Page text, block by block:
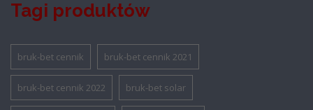
Tagi produktów
bruk-bet cennik bruk-bet cennik 2021
bruk-bet cennik 2022 bruk-bet solar